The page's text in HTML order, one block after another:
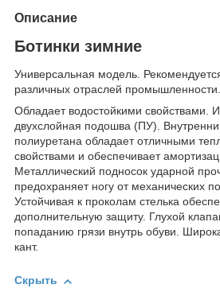
Описание
Ботинки зимние
Универсальная модель.
различных отраслей промышленности.
Обладает водостойкими свойствами.
двухслойная подошва (ПУ).
полиуретана обладает отличными
свойствами и обеспечивает
Металлический подносок ударной
предохраняет ногу от механических
Устойчивая к проколам стелька
дополнительную защиту. Глухой
попаданию грязи внутрь обуви.
кант.
Скрыть